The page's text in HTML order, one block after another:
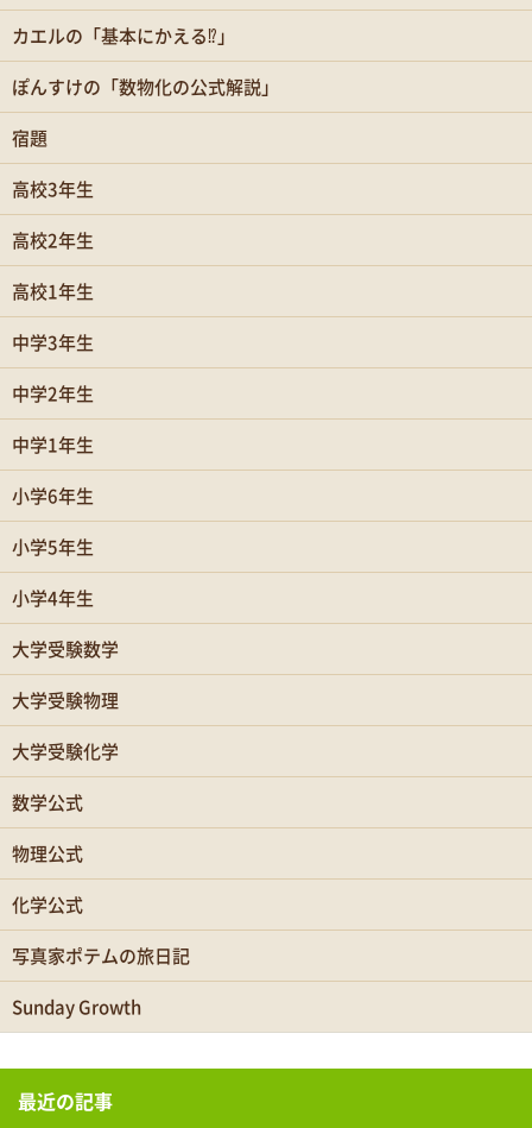
カエルの「基本にかえる⁉」
ぽんすけの「数物化の公式解説」
宿題
高校3年生
高校2年生
高校1年生
中学3年生
中学2年生
中学1年生
小学6年生
小学5年生
小学4年生
大学受験数学
大学受験物理
大学受験化学
数学公式
物理公式
化学公式
写真家ポテムの旅日記
Sunday Growth
最近の記事